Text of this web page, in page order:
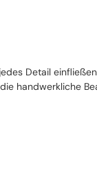
Detail
handwerkliche